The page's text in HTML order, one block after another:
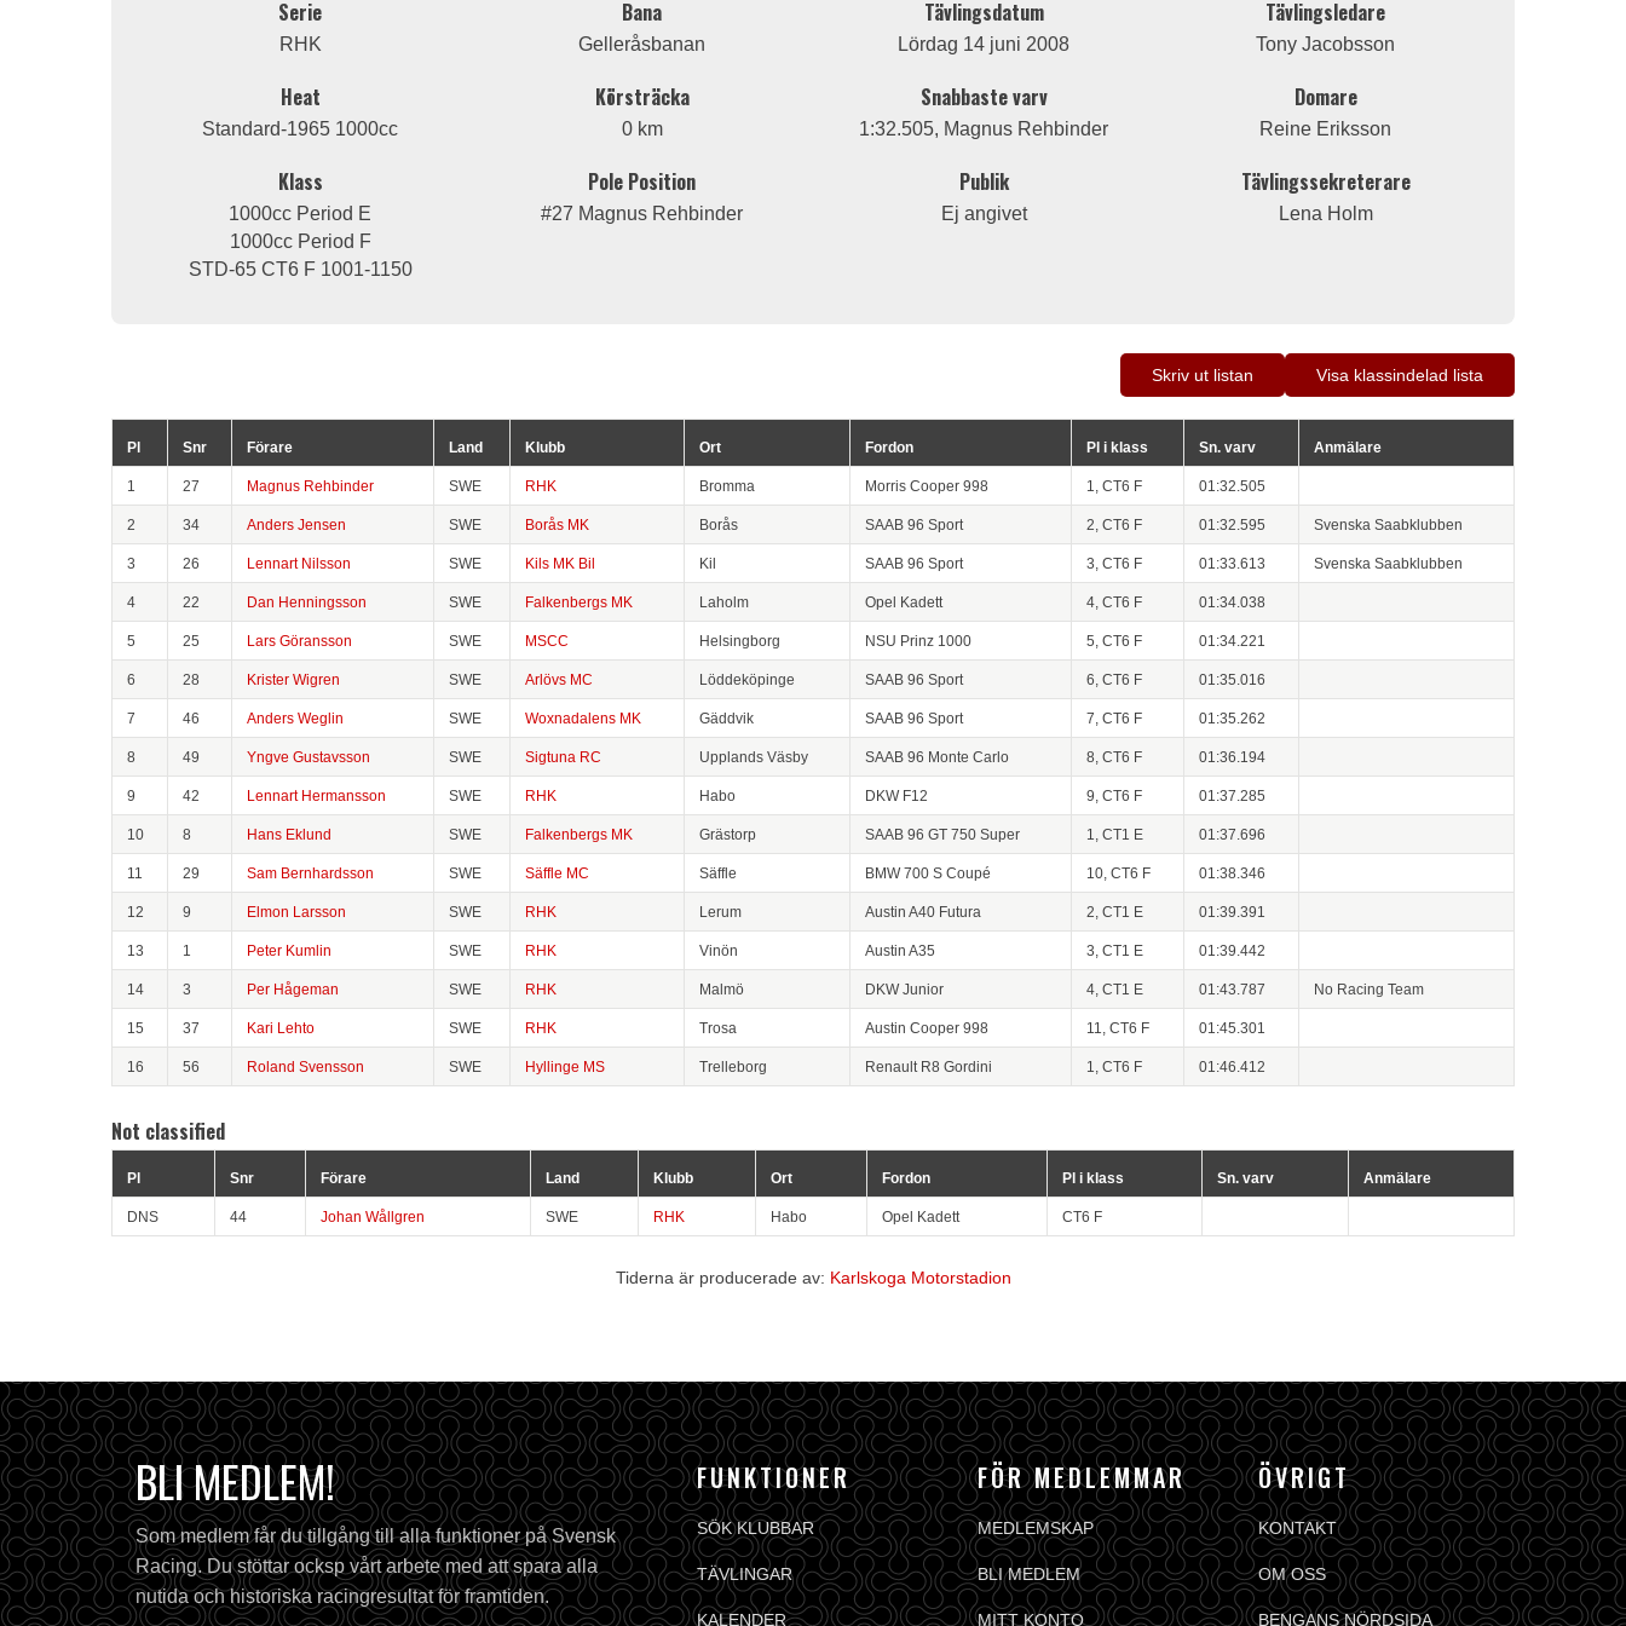
Serie
RHK
Heat
Standard-1965 1000cc
Klass
1000cc Period E
1000cc Period F
STD-65 CT6 F 1001-1150
Bana
Gelleråsbanan
Körsträcka
0 km
Pole Position
#27 Magnus Rehbinder
Tävlingsdatum
Lördag 14 juni 2008
Snabbaste varv
1:32.505, Magnus Rehbinder
Publik
Ej angivet
Tävlingsledare
Tony Jacobsson
Domare
Reine Eriksson
Tävlingssekreterare
Lena Holm
Skriv ut listan Visa klassindelad lista
Pl Snr Förare Land Klubb Ort Fordon Pl i klass Sn. varv Anmälare
1 27 Magnus Rehbinder SWE RHK Bromma Morris Cooper 998 1, CT6 F 01:32.505
2 34 Anders Jensen SWE Borås MK Borås SAAB 96 Sport 2, CT6 F 01:32.595 Svenska Saabklubben
3 26 Lennart Nilsson SWE Kils MK Bil Kil SAAB 96 Sport 3, CT6 F 01:33.613 Svenska Saabklubben
4 22 Dan Henningsson SWE Falkenbergs MK Laholm Opel Kadett 4, CT6 F 01:34.038
5 25 Lars Göransson SWE MSCC Helsingborg NSU Prinz 1000 5, CT6 F 01:34.221
6 28 Krister Wigren SWE Arlövs MC Löddeköpinge SAAB 96 Sport 6, CT6 F 01:35.016
7 46 Anders Weglin SWE Woxnadalens MK Gäddvik SAAB 96 Sport 7, CT6 F 01:35.262
8 49 Yngve Gustavsson SWE Sigtuna RC Upplands Väsby SAAB 96 Monte Carlo 8, CT6 F 01:36.194
9 42 Lennart Hermansson SWE RHK Habo DKW F12 9, CT6 F 01:37.285
10 8 Hans Eklund SWE Falkenbergs MK Grästorp SAAB 96 GT 750 Super 1, CT1 E 01:37.696
11 29 Sam Bernhardsson SWE Säffle MC Säffle BMW 700 S Coupé 10, CT6 F 01:38.346
12 9 Elmon Larsson SWE RHK Lerum Austin A40 Futura 2, CT1 E 01:39.391
13 1 Peter Kumlin SWE RHK Vinön Austin A35 3, CT1 E 01:39.442
14 3 Per Hågeman SWE RHK Malmö DKW Junior 4, CT1 E 01:43.787 No Racing Team
15 37 Kari Lehto SWE RHK Trosa Austin Cooper 998 11, CT6 F 01:45.301
16 56 Roland Svensson SWE Hyllinge MS Trelleborg Renault R8 Gordini 1, CT6 F 01:46.412
Not classified
Pl Snr Förare Land Klubb Ort Fordon Pl i klass Sn. varv Anmälare
DNS 44 Johan Wållgren SWE RHK Habo Opel Kadett CT6 F
Tiderna är producerade av: Karlskoga Motorstadion
BLI MEDLEM!
Som medlem får du tillgång till alla funktioner på Svensk
Racing. Du stöttar ocksp vårt arbete med att spara alla
nutida och historiska racingresultat för framtiden.
FUNKTIONER
SÖK KLUBBAR
TÄVLINGAR
KALENDER
FÖR MEDLEMMAR
MEDLEMSKAP
BLI MEDLEM
MITT KONTO
ÖVRIGT
KONTAKT
OM OSS
BENGANS NÖRDSIDA